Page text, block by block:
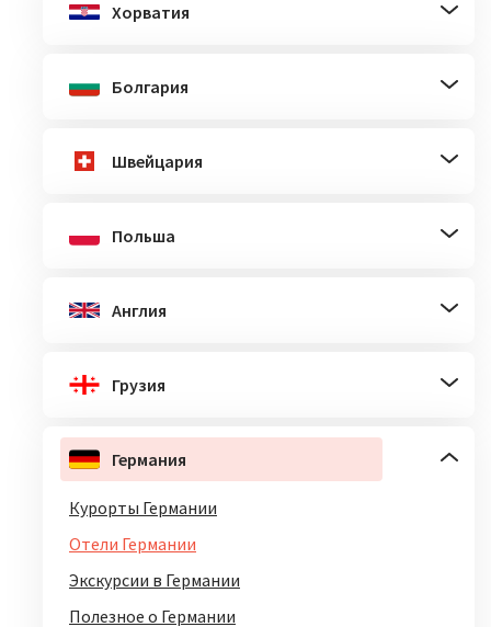
Хорватия
Болгария
Швейцария
Польша
Англия
Грузия
Германия
Курорты Германии
Отели Германии
Экскурсии в Германии
Полезное о Германии